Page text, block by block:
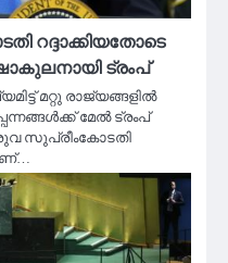
റദ്ദാക്കിയതോടെ
ട്രംപ്
മറ്റു രാജ്യങ്ങളില്‍
മേല്‍ ട്രംപ്
സുപ്രീംകോടതി